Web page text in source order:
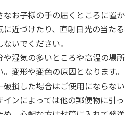
お子様の手の届くところに置か
近づけたり、直射日光の当た
ないでください。
湿気の多いところや高温の場
。変形や変色の原因となります。
損した場合はご使用にならない
ンによっては他の郵便物に引